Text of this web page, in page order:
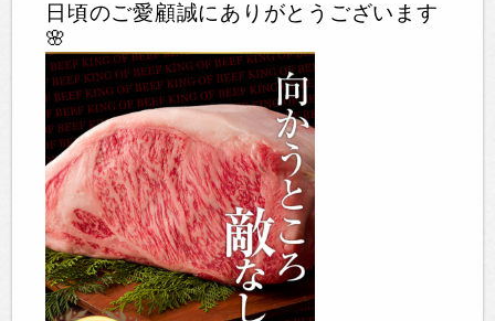
日頃のご愛顧誠にありがとうございます
🌸